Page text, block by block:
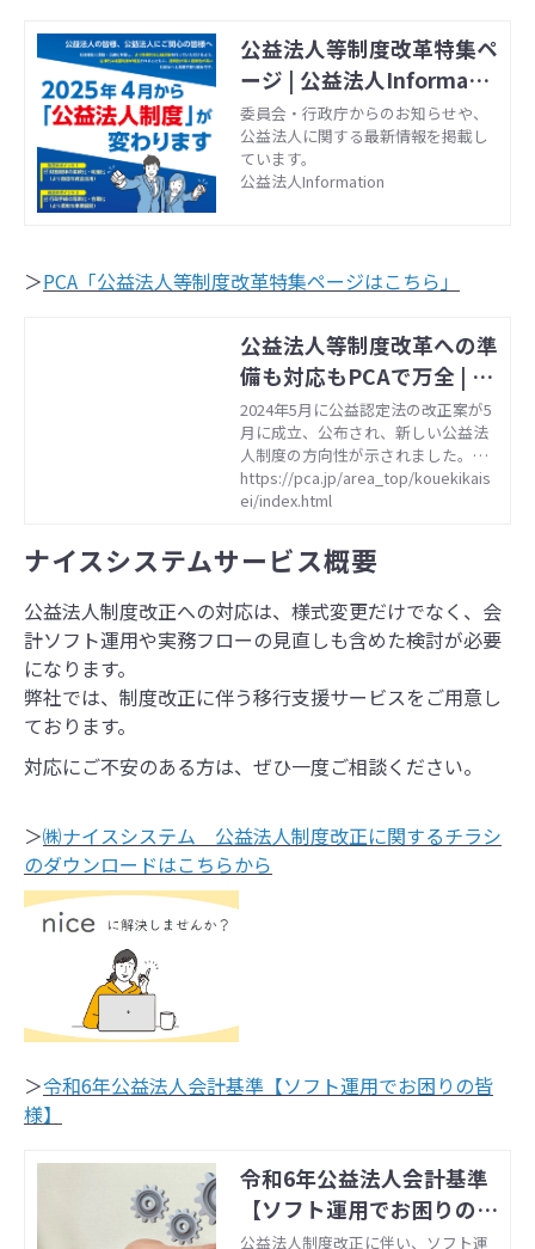
公益法人等制度改革特集ペ
ージ | 公益法人Informatio
n
委員会・行政庁からのお知らせや、
公益法人に関する最新情報を掲載し
ています。
公益法人Information
＞PCA「公益法人等制度改革特集ページはこちら」
公益法人等制度改革への準
備も対応もPCAで万全 | ト
ピックス | ピー・シー・エ
ー株式会社
2024年5月に公益認定法の改正案が5
月に成立、公布され、新しい公益法
人制度の方向性が示されました。こ
れを受けて法律や政省令・ガイドラ
インの改正や会計基準の見直しが行
となっています。施行も間近とな
り、「どのような対策が必要か」懸
いでしょうか。ぜひこのページも参
考にご準備・ご対応ください。
https://pca.jp/area_top/kouekikais
ei/index.html
ナイスシステムサービス概要
公益法人制度改正への対応は、様式変更だけでなく、会
計ソフト運用や実務フローの見直しも含めた検討が必要
になります。
弊社では、制度改正に伴う移行支援サービスをご用意し
ております。
対応にご不安のある方は、ぜひ一度ご相談ください。
​​​​​​​＞㈱ナイスシステム 公益法人制度改正に関するチラシ
のダウンロードはこちらから
＞令和6年公益法人会計基準【ソフト運用でお困りの皆
様】
令和6年公益法人会計基準
【ソフト運用でお困りの皆
様】
公益法人制度改正に伴い、ソフト運